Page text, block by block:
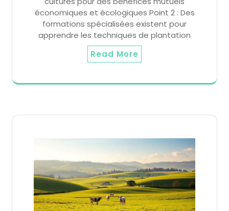
économiques et écologiques Point 2 : Des
formations spécialisées existent pour
apprendre les techniques de plantation
Read More